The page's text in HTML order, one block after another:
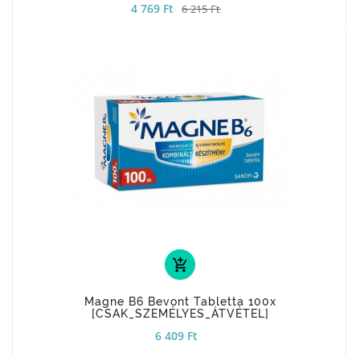
4 769 Ft 6 215 Ft
add_shopping_cart
Magne B6 Bevont Tabletta 100x
[CSAK_SZEMÉLYES_ÁTVÉTEL]
6 409 Ft